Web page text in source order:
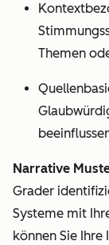
Themen
Narrative
Grader
Systeme mit
können Sie Ihre